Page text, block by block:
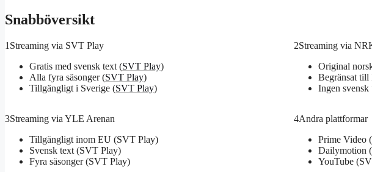
Snabböversikt
1 Streaming via SVT Play
Gratis med svensk text (SVT Play)
Alla fyra säsonger (SVT Play)
Tillgängligt i Sverige (SVT Play)
2Streaming via
Original
Begränsat till
Ingen svensk
3Streaming via YLE Arenan
Tillgängligt inom EU (SVT Play)
Svensk text (SVT Play)
Fyra säsonger (SVT Play)
4Andra plattformar
Prime Video
Dailymotion
YouTube